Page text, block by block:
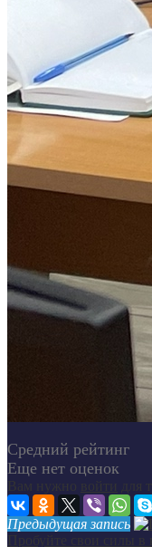
Средний рейтинг
Еще нет оценок
Предыдущая запись